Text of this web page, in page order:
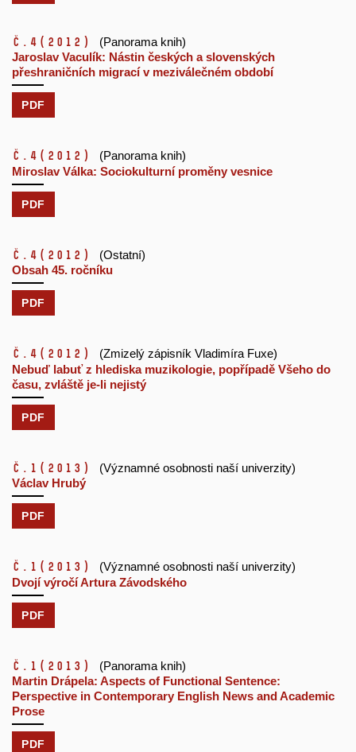
č.4 (2012)
(Panorama knih)
Jaroslav Vaculík: Nástin českých a slovenských
přeshraničních migrací v meziválečném období
PDF
č.4 (2012)
(Panorama knih)
Miroslav Válka: Sociokulturní proměny vesnice
PDF
č.4 (2012)
(Ostatní)
Obsah 45. ročníku
PDF
č.4 (2012)
(Zmizelý zápisník Vladimíra Fuxe)
Nebuď labuť z hlediska muzikologie, popřípadě Všeho do
času, zvláště je-li nejistý
PDF
č.1 (2013)
(Významné osobnosti naší univerzity)
Václav Hrubý
PDF
č.1 (2013)
(Významné osobnosti naší univerzity)
Dvojí výročí Artura Závodského
PDF
č.1 (2013)
(Panorama knih)
Martin Drápela: Aspects of Functional Sentence:
Perspective in Contemporary English News and Academic
Prose
PDF